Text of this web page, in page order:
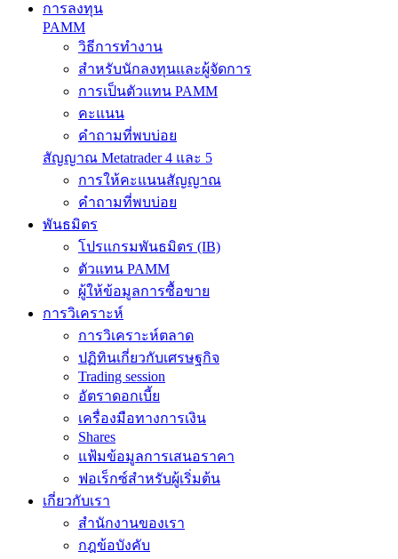
การลงทุน
PAMM
วิธีการทำงาน
สำหรับนักลงทุนและผู้จัดการ
การเป็นตัวแทน PAMM
คะแนน
คำถามที่พบบ่อย
สัญญาณ Metatrader 4 และ 5
การให้คะแนนสัญญาณ
คำถามที่พบบ่อย
พันธมิตร
โปรแกรมพันธมิตร (IB)
ตัวแทน PAMM
ผู้ให้ข้อมูลการซื้อขาย
การวิเคราะห์
การวิเคราะห์ตลาด
ปฏิทินเกี่ยวกับเศรษฐกิจ
Trading session
อัตราดอกเบี้ย
เครื่องมือทางการเงิน
Shares
แฟ้มข้อมูลการเสนอราคา
ฟอเร็กซ์สำหรับผู้เริ่มต้น
เกี่ยวกับเรา
สำนักงานของเรา
กฎข้อบังคับ